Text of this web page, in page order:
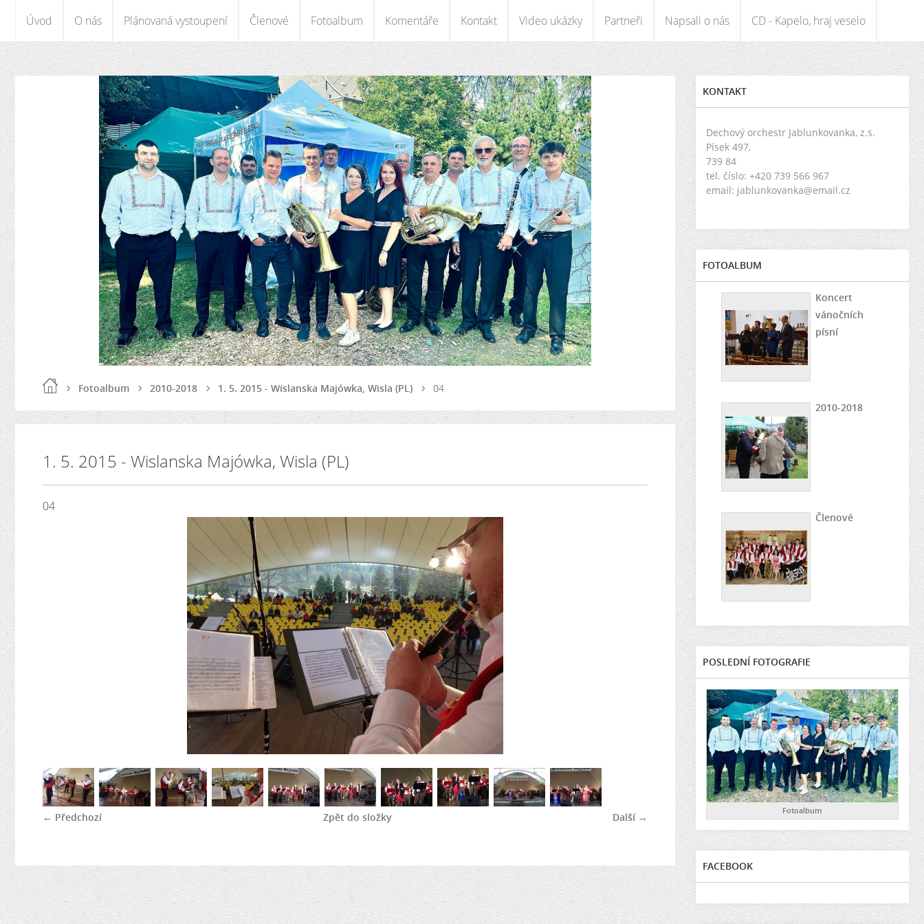
Úvod O nás Plánovaná vystoupení Členové Fotoalbum Komentáře Kontakt Video ukázky Partneři Napsali o nás CD - Kapelo, hraj veselo
Fotoalbum 2010-2018 1. 5. 2015 - Wislanska Majówka, Wisla (PL) 04
1. 5. 2015 - Wislanska Majówka, Wisla (PL)
04
← Předchozí Další →
Zpět do složky
KONTAKT
Dechový orchestr Jablunkovanka, z.s.
Písek 497,
739 84
tel. číslo: +420 739 566 967
email: jablunkovanka@email.cz
FOTOALBUM
Koncert
vánočních
písní
2010-2018
Členové
POSLEDNÍ FOTOGRAFIE
Fotoalbum
FACEBOOK